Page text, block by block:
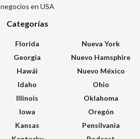
negocios en USA
Categorías
Florida
Georgia
Hawái
Idaho
Illinois
Iowa
Kansas
Nueva York
Nuevo Hamsphire
Nuevo México
Ohio
Oklahoma
Oregón
Pensilvania